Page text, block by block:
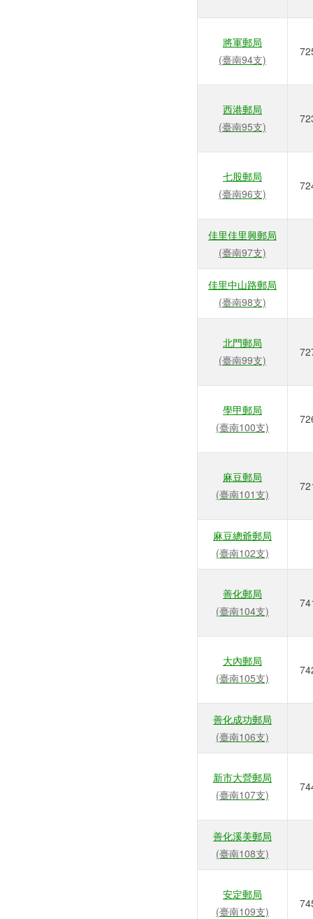
將軍郵局
(臺南94支)
西港郵局
(臺南95支)
七股郵局
(臺南96支)
佳里佳里興郵局
(臺南97支)
佳里中山路郵局
(臺南98支)
北門郵局
(臺南99支)
學甲郵局
(臺南100支)
麻豆郵局
(臺南101支)
麻豆總爺郵局
(臺南102支)
善化郵局
(臺南104支)
大內郵局
(臺南105支)
善化成功郵局
(臺南106支)
新市大營郵局
(臺南107支)
善化溪美郵局
(臺南108支)
安定郵局
(臺南109支)